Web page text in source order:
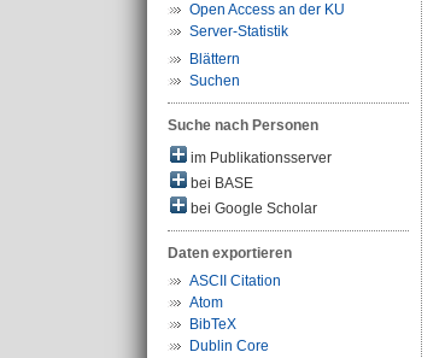
Open Access an der KU
Server-Statistik
Blättern
Suchen
Suche nach Personen
im Publikationsserver
bei BASE
bei Google Scholar
Daten exportieren
ASCII Citation
Atom
BibTeX
Dublin Core